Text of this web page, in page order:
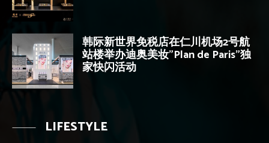
韩际新世界免税店在仁川机场2号航
站楼举办迪奥美妆”Plan de Paris”独
家快闪活动
LIFESTYLE